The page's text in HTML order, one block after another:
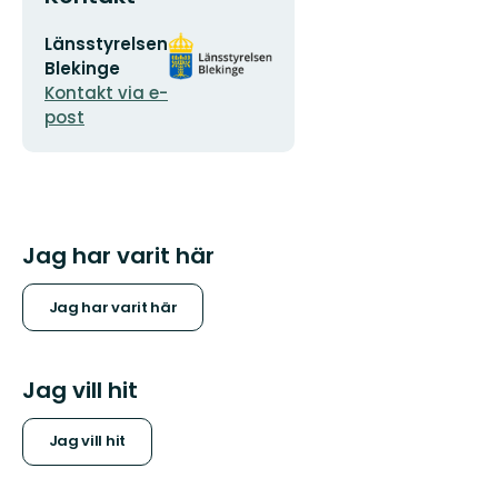
E-
postadress
Länsstyrelsen
Blekinge
Kontakt via e-
post
Organisationens
logotyp
Jag har varit här
Jag har varit här
Jag vill hit
Jag vill hit